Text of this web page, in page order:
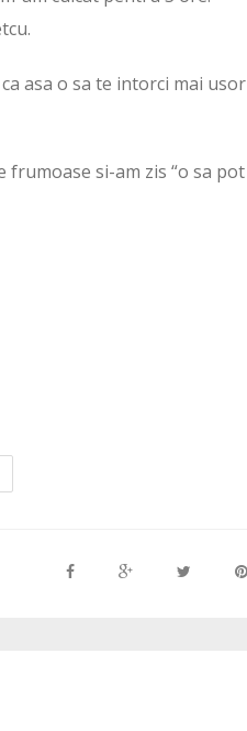
asa o sa te intorci mai usor
si-am zis “o sa pot